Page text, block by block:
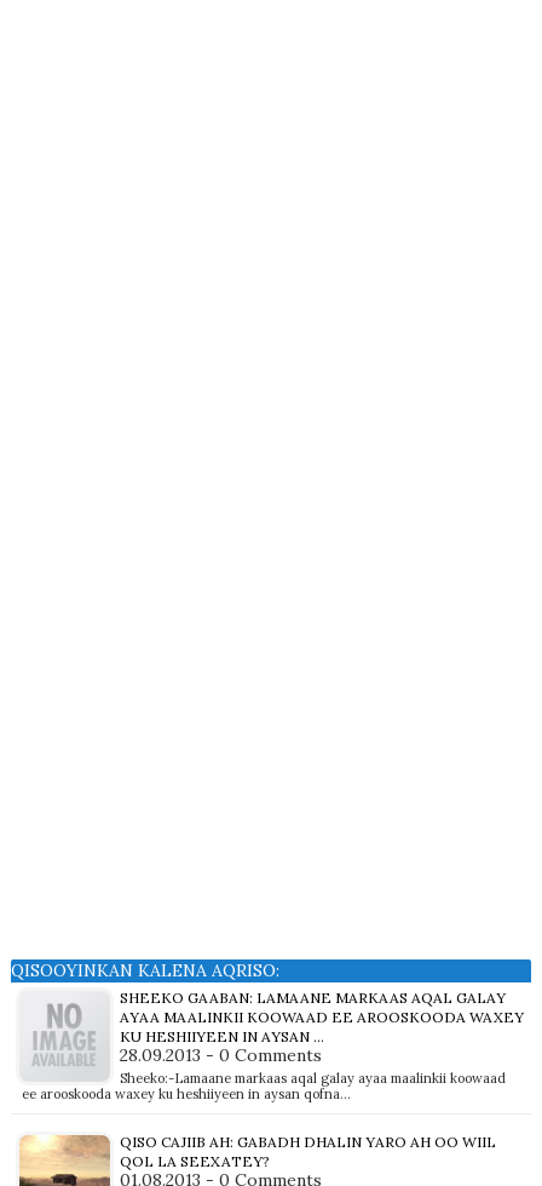
QISOOYINKAN KALENA AQRISO:
SHEEKO GAABAN: LAMAANE MARKAAS AQAL GALAY
AYAA MAALINKII KOOWAAD EE AROOSKOODA WAXEY
KU HESHIIYEEN IN AYSAN ...
28.09.2013 - 0 Comments
Sheeko:-Lamaane markaas aqal galay ayaa maalinkii koowaad
ee arooskooda waxey ku heshiiyeen in aysan qofna…
QISO CAJIIB AH: GABADH DHALIN YARO AH OO WIIL
QOL LA SEEXATEY?
01.08.2013 - 0 Comments